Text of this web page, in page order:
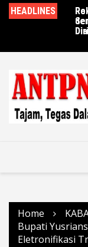
SkipHEADLINES
Home
Bupati
Eletronifikasi